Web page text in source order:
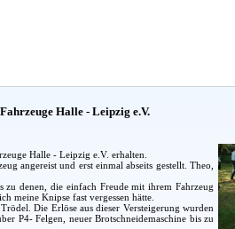
Halle - Leipzig e.V.
Halle - Leipzig e.V. erhalten.
angereist und erst einmal abseits gestellt. Theo,
denen, die einfach Freude mit ihrem Fahrzeug
meine Knipse fast vergessen hätte.
Die Erlöse aus dieser Versteigerung wurden
P4- Felgen, neuer Brotschneidemaschine bis zu